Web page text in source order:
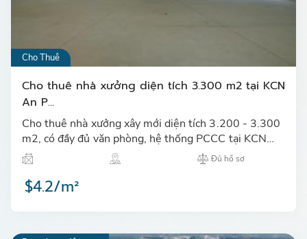
Cho Thuê
Cho thuê nhà xưởng diện tích 3.300 m2 tại KCN
An P...
Cho thuê nhà xưởng xây mới diện tích 3.200 - 3.300
m2, có đầy đủ văn phòng, hệ thống PCCC tại KCN
An Phước, huyện Long Thành…
Đủ hồ sơ
$4.2/m²